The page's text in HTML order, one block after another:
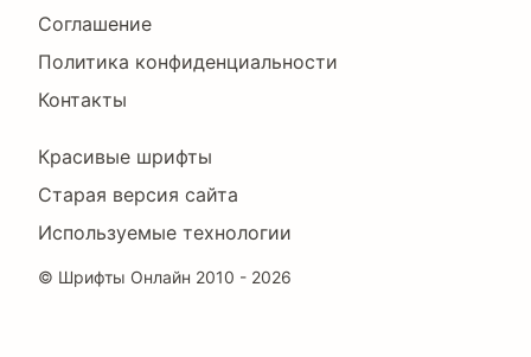
Соглашение
Политика конфиденциальности
Контакты
Footer
Right
Красивые шрифты
Старая версия сайта
Используемые технологии
© Шрифты Онлайн 2010 - 2026